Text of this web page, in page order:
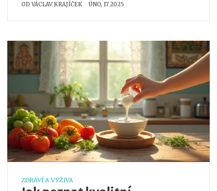
zda se vyplatí užívat multivitamin pravidelně a jaká
ODVÁCLAV KRAJÍČEK ÚNO, 17 2025
ZDRAVÍ A VÝŽIVA